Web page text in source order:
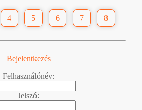
4 5 6 7 8
Bejelentkezés
Felhasználónév:
Jelszó: